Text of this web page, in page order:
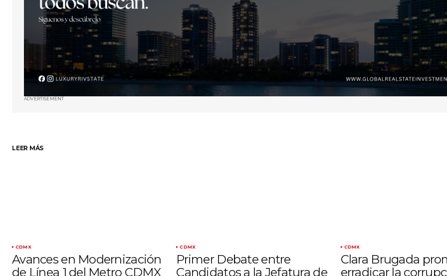
ADVERTISEMENT
LEER MÁS
CDMX
Avances en Modernización
de Línea 1 del Metro CDMX
CDMX
Primer Debate entre
Candidatos a la Jefatura de
CDMX
Clara Brugada
erradicar la